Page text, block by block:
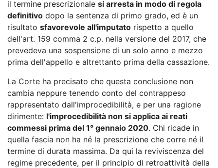
il termine prescrizionale si arresta in modo di regola
definitivo dopo la sentenza di primo grado, ed è un
risultato sfavorevole all'imputato rispetto a quello
dell'art. 159 comma 2 c.p. nella versione del 2017, che
prevedeva una sospensione di un solo anno e mezzo
prima dell'appello e altrettanto prima della cassazione.
La Corte ha precisato che questa conclusione non
cambia neppure tenendo conto del contrappeso
rappresentato dall'improcedibilità, e per una ragione
dirimente: l'improcedibilità non si applica ai reati
commessi prima del 1° gennaio 2020. Chi ricade in
quella fascia non ha né la prescrizione che corre né il
termine di durata massima. Da qui la reviviscenza del
regime precedente, per il principio di retroattività della